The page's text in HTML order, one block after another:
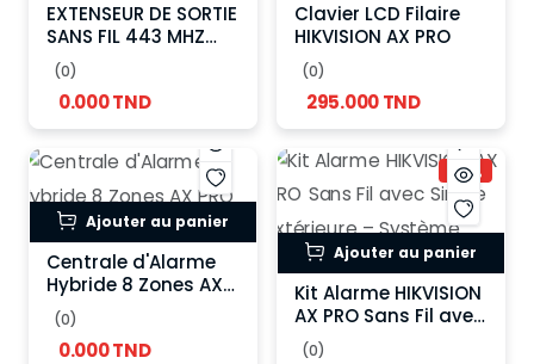
EXTENSEUR DE SORTIE
SANS FIL 443 MHZ
HIKVISION
(0)
0.000 TND
Clavier LCD Filaire
HIKVISION AX PRO
(0)
295.000 TND
Ajouter au panier
Centrale d'Alarme
Hybride 8 Zones AX
PRO HIKVISION
(0)
0.000 TND
-6%
Ajouter au panier
Kit Alarme HIKVISION
AX PRO Sans Fil avec
Sirène Extérieure –
(0)